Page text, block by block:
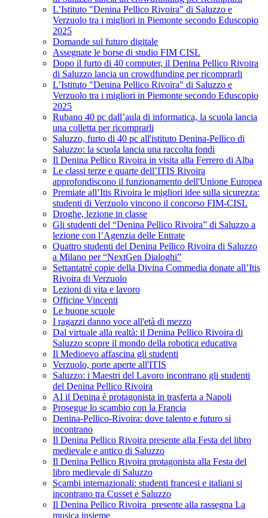
L’Istituto "Denina Pellico Rivoira" di Saluzzo e
Verzuolo tra i migliori in Piemonte secondo Eduscopio
2025
Domande sul futuro digitale
Assegnate le borse di studio FIM CISL
Dopo il furto di 40 computer, il Denina Pellico Rivoira
di Saluzzo lancia un crowdfunding per ricomprarli
L’Istituto "Denina Pellico Rivoira" di Saluzzo e
Verzuolo tra i migliori in Piemonte secondo Eduscopio
2025
Rubano 40 pc dall’aula di informatica, la scuola lancia
una colletta per ricomprarli
Saluzzo, furto di 40 pc all'istituto Denina-Pellico di
Saluzzo: la scuola lancia una raccolta fondi
Il Denina Pellico Rivoira in visita alla Ferrero di Alba
Le classi terze e quarte dell’ITIS Rivoira
approfondiscono il funzionamento dell'Unione Europea
Premiate all’Itis Rivoira le migliori idee sulla sicurezza:
studenti di Verzuolo vincono il concorso FIM-CISL
Droghe, lezione in classe
Gli studenti del “Denina Pellico Rivoira” di Saluzzo a
lezione con l’Agenzia delle Entrate
Quattro studenti del Denina Pellico Rivoira di Saluzzo
a Milano per “NextGen Dialoghi”
Settantatré copie della Divina Commedia donate all’Itis
Rivoira di Verzuolo
Lezioni di vita e lavoro
Officine Vincenti
Le buone scuole
I ragazzi danno voce all'età di mezzo
Dal virtuale alla realtà: il Denina Pellico Rivoira di
Saluzzo scopre il mondo della robotica educativa
Il Medioevo affascina gli studenti
Verzuolo, porte aperte all'ITIS
Saluzzo: i Maestri del Lavoro incontrano gli studenti
del Denina Pellico Rivoira
AI il Denina è protagonista in trasferta a Napoli
Prosegue lo scambio con la Francia
Denina-Pellico-Rivoira: dove talento e futuro si
incontrano
Il Denina Pellico Rivoira presente alla Festa del libro
medievale e antico di Saluzzo
Il Denina Pellico Rivoira protagonista alla Festa del
libro medievale di Saluzzo
Scambi internazionali: studenti francesi e italiani si
incontrano tra Cusset e Saluzzo
Il Denina Pellico Rivoira presente alla rassegna La
musica insieme